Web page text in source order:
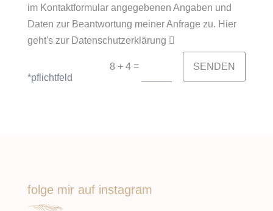
im Kontaktformular angegebenen Angaben und
Daten zur Beantwortung meiner Anfrage zu. Hier
geht's zur Datenschutzerklärung
8 + 4 =
SENDEN
*pflichtfeld
folge mir auf instagram